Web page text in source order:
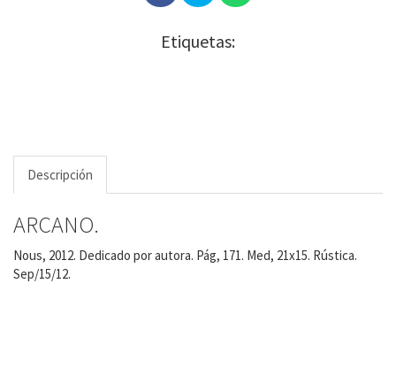
Etiquetas:
Descripción
ARCANO.
Nous, 2012. Dedicado por autora. Pág, 171. Med, 21x15. Rústica.
Sep/15/12.